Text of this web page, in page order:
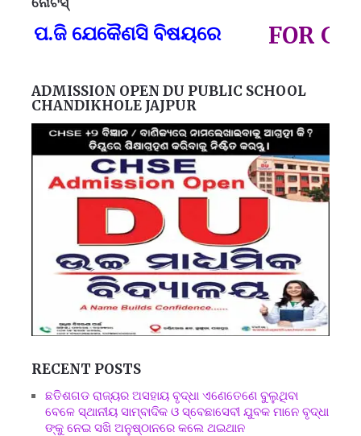
ଯେକୈଣସି ବିଷୟରେ FOR GOVT
ADMISSION OPEN DU PUBLIC SCHOOL
CHANDIKHOLE JAJPUR
RECENT POSTS
ଛତିଶଗଡ ରାଜ୍ୟର ଅସହାୟ ବୃଦ୍ଧା ଏଣେତେଣେ ବୁଲୁଥିବା
ବେଳେ ସ୍ଥାନୀୟ ସାମ୍ବାଦିକ ଓ ସ୍ବେଛାସେବୀ ଯୁବକ ମାନେ ବୃଦ୍ଧା
ଙ୍କୁ ନେଇ ସଖି ଅନୁଷ୍ଠାନରେ କଲେ ଥଇଥାନ